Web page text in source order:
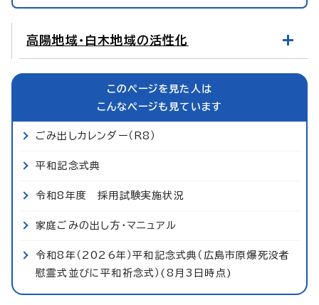
高陽地域・白木地域の活性化
このページを見た人は
こんなページも見ています
ごみ出しカレンダー（R8）
平和記念式典
令和8年度 採用試験実施状況
家庭ごみの出し方・マニュアル
令和8年（2026年）平和記念式典（広島市原爆死没者
慰霊式並びに平和祈念式）(8月3日時点)